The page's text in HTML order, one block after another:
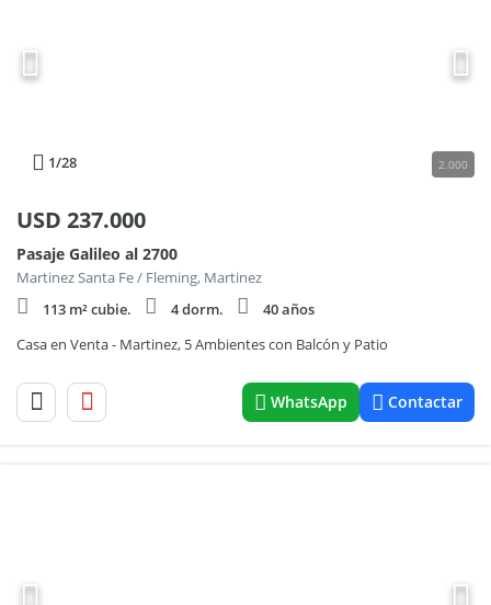
1/28 2.000
USD 237.000
Pasaje Galileo al 2700
Martinez Santa Fe / Fleming, Martinez
113 m² cubie.
4 dorm.
40 años
Casa en Venta - Martinez, 5 Ambientes con Balcón y Patio
WhatsApp Contactar